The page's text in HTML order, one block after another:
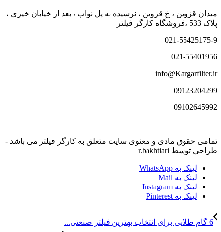
میدان قزوین ، خ قزوین ، نرسیده به پل نواب ، بعد از خیابان خیری ،
پلاک 533 ،فروشگاه کارگر فیلتر
021-55425175-9
021-55401956
info@Kargarfilter.ir
09123204299
09102645992
تمامی حقوق مادی و معنوی سایت متعلق به کارگر فیلتر می باشد -
طراحی توسط r.bakhtiari
لینک به WhatsApp
لینک به Mail
لینک به Instagram
لینک به Pinterest
6 گام طلایی برای انتخاب بهترین فیلتر صنعتی...